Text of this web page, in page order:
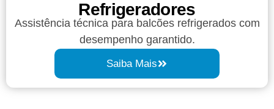
Refrigeradores
Assistência técnica para balcões refrigerados com
desempenho garantido.
Saiba Mais